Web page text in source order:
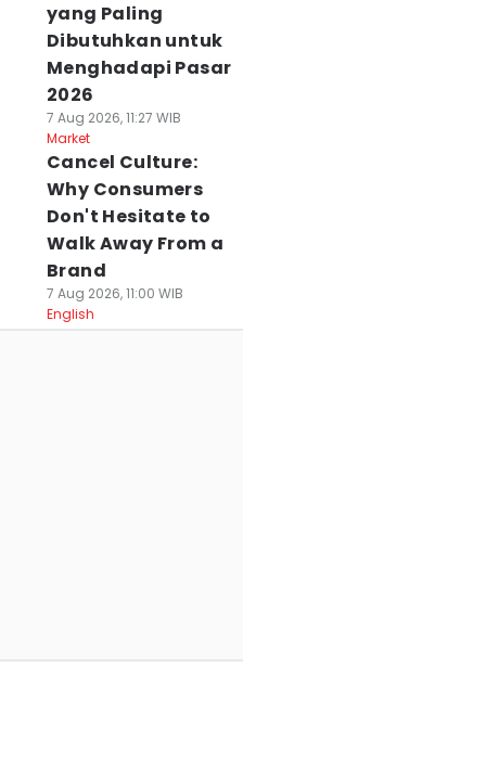
yang Paling
Dibutuhkan untuk
Menghadapi Pasar
2026
7 Aug 2026, 11:27 WIB
Market
Cancel Culture:
Why Consumers
Don't Hesitate to
Walk Away From a
Brand
7 Aug 2026, 11:00 WIB
English